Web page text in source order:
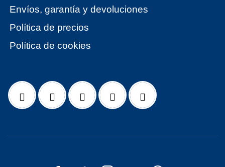
Envíos, garantía y devoluciones
Política de precios
Política de cookies